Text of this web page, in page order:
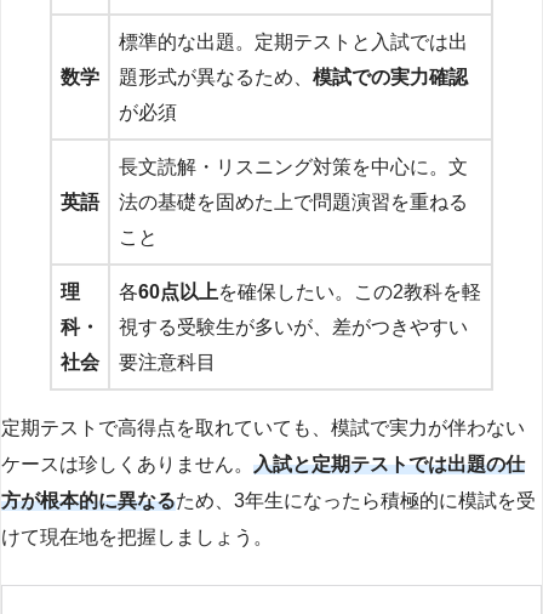
数学
標準的な出題。定期テストと入試では出
題形式が異なるため、 模試での実力確認
が必須
英語
長文読解・リスニング対策を中心に。文
法の基礎を固めた上で問題演習を重ねる
こと
理
科・
社会
各60点以上を確保したい。この2教科を軽
視する受験生が多いが、差がつきやすい
要注意科目
定期テストで高得点を取れていても、模試で実力が伴わない
ケースは珍しくありません。 入試と定期テストでは出題の仕
方が根本的に異なるため、3年生になったら積極的に模試を受
けて現在地を把握しましょう。